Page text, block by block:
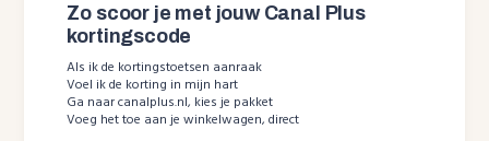
Zo scoor je met jouw Canal Plus
kortingscode
Als ik de kortingstoetsen aanraak
Voel ik de korting in mijn hart
Ga naar canalplus.nl, kies je pakket
Voeg het toe aan je winkelwagen, direct